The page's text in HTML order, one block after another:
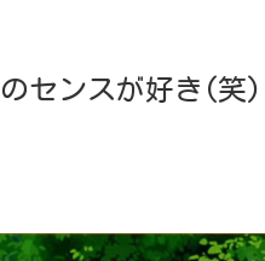
センスが好き(笑)